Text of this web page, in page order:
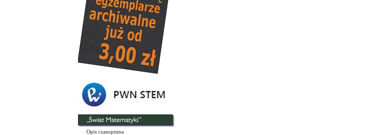
Opis czasopisma